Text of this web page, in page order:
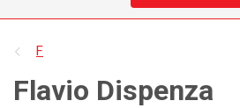
F
Flavio Dispenza